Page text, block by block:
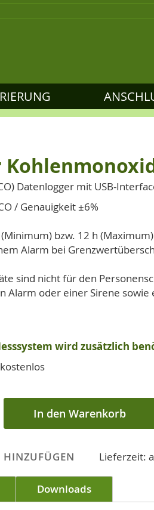
Datenlogger mit USB-
/ Genauigkeit ±6%
bzw. 12 h (Maximum)
Alarm bei
sind nicht für den
Alarm oder einer Sirene
wird zusätzlich
kostenlos
In den Warenkorb
HINZUFÜGEN Lieferzeit:
Downloads